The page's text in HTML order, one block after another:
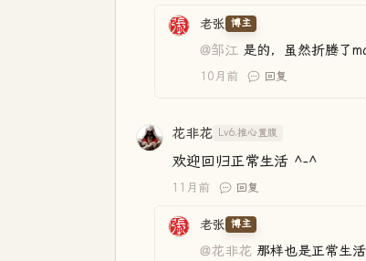
老张 博主
@邹江 是的，虽然折腾了
10月前 回复
花非花 Lv6.推心置腹
欢迎回归正常生活 ^-^
11月前 回复
老张 博主
@花非花 那样也是正常生